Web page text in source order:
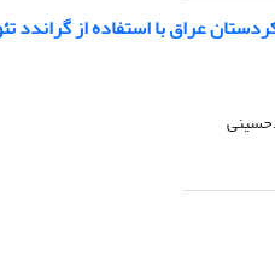
عراق با استفاده از گراندد